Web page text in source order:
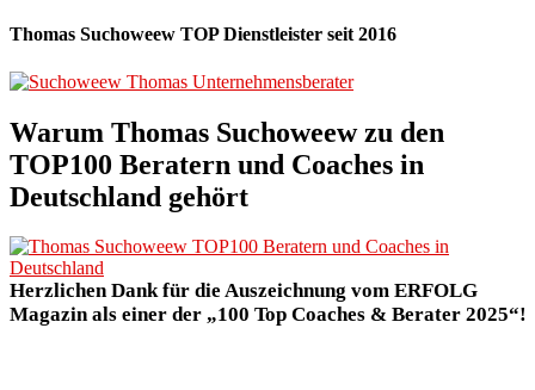
Thomas Suchoweew TOP Dienstleister seit 2016
Warum Thomas Suchoweew zu den
TOP100 Beratern und Coaches in
Deutschland gehört
Herzlichen Dank für die Auszeichnung vom ERFOLG
Magazin als einer der „100 Top Coaches & Berater 2025“!